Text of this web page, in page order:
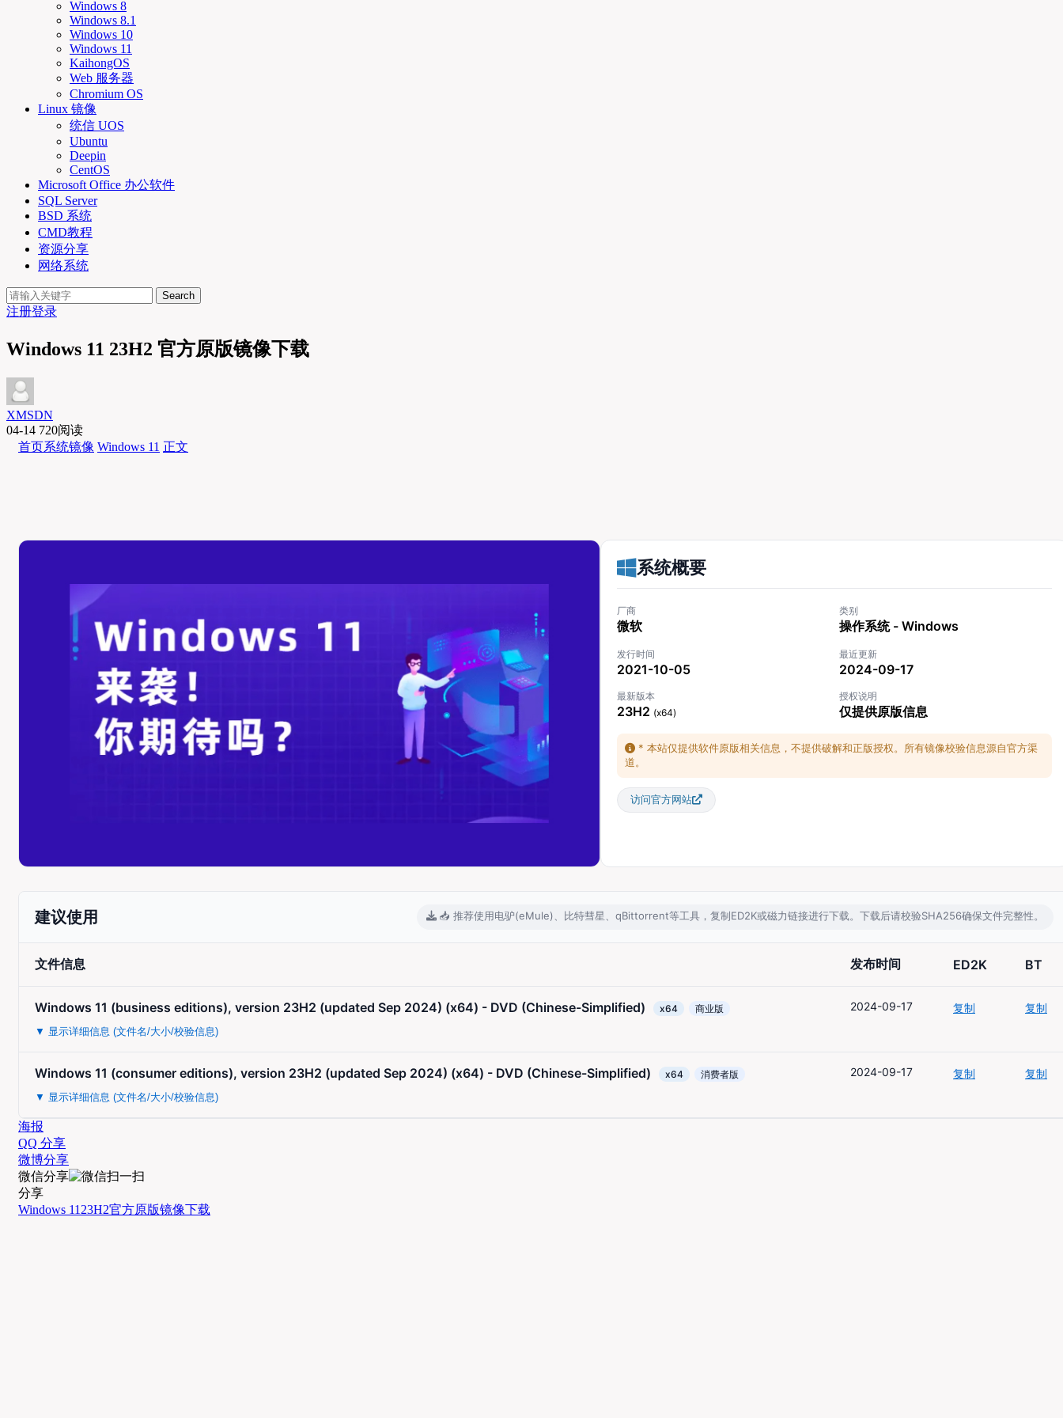
Windows 8
Windows 8.1
Windows 10
Windows 11
KaihongOS
Web 服务器
Chromium OS
Linux 镜像
统信 UOS
Ubuntu
Deepin
CentOS
Microsoft Office 办公软件
SQL Server
BSD 系统
CMD教程
资源分享
网络系统
Search
注册登录
Windows 11 23H2 官方原版镜像下载
XMSDN
04-14 720阅读
首页系统镜像 Windows 11 正文
系统概要
厂商
微软
类别
操作系统 - Windows
发行时间
2021-10-05
最近更新
2024-09-17
最新版本
23H2 (x64)
授权说明
仅提供原版信息
* 本站仅提供软件原版相关信息，不提供破解和正版授权。所有镜像校验信息源自官方渠
道。
访问官方网站
建议使用 📥 推荐使用电驴(eMule)、比特彗星、qBittorrent等工具，复制ED2K或磁力链接进行下载。下载后请校验SHA256确保文件完整性。
文件信息 发布时间 ED2K BT
Windows 11 (business editions), version 23H2 (updated Sep 2024) (x64) - DVD (Chinese-Simplified) x64
商业版
▼ 显示详细信息 (文件名/大小/校验信息)
2024-09-17 复制 复制
Windows 11 (consumer editions), version 23H2 (updated Sep 2024) (x64) - DVD (Chinese-Simplified) x64
消费者版
▼ 显示详细信息 (文件名/大小/校验信息)
2024-09-17 复制 复制
海报
QQ 分享
微博分享
微信分享
分享
Windows 11 23H2官方原版镜像下载